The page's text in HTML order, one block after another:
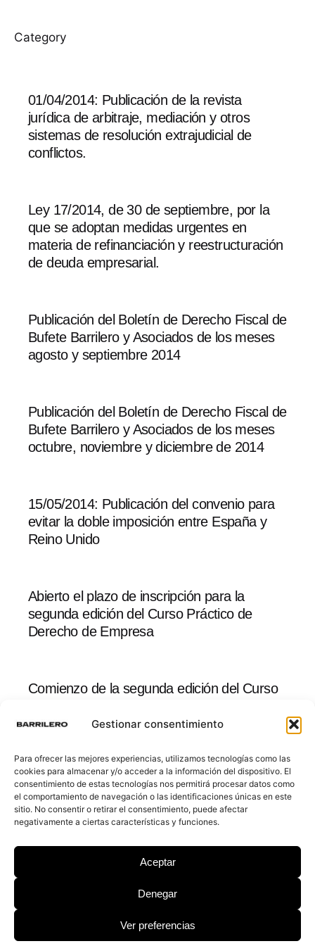
Gestionar consentimiento
Para ofrecer las mejores experiencias, utilizamos tecnologías como las
cookies para almacenar y/o acceder a la información del dispositivo. El
consentimiento de estas tecnologías nos permitirá procesar datos como
el comportamiento de navegación o las identificaciones únicas en este
sitio. No consentir o retirar el consentimiento, puede afectar
negativamente a ciertas características y funciones.
Aceptar
Denegar
Ver preferencias
Category
01/04/2014: Publicación de la revista
jurídica de arbitraje, mediación y otros
sistemas de resolución extrajudicial de
conflictos.
Ley 17/2014, de 30 de septiembre, por la
que se adoptan medidas urgentes en
materia de refinanciación y reestructuración
de deuda empresarial.
Publicación del Boletín de Derecho Fiscal de
Bufete Barrilero y Asociados de los meses
agosto y septiembre 2014
Publicación del Boletín de Derecho Fiscal de
Bufete Barrilero y Asociados de los meses
octubre, noviembre y diciembre de 2014
15/05/2014: Publicación del convenio para
evitar la doble imposición entre España y
Reino Unido
Abierto el plazo de inscripción para la
segunda edición del Curso Práctico de
Derecho de Empresa
Comienzo de la segunda edición del Curso
Modificación del Reglamento del Impuesto
sobre el Valor Añadido. (Territorio común)
España y la República Dominicana para
evitar la doble imposición.
Obligaciones de información y diligencia